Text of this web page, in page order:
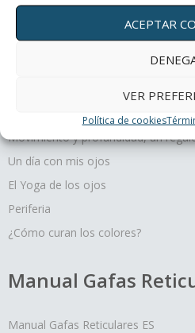
ACEPTAR
VER
Política de cookies
¿Cómo curan los colores?
Terapias oculares
Movimiento y profundidad, un
Un día con mis ojos
El Yoga de los ojos
Periferia
¿Cómo curan los colores?
Manual Gafas
Manual Gafas Reticulares ES